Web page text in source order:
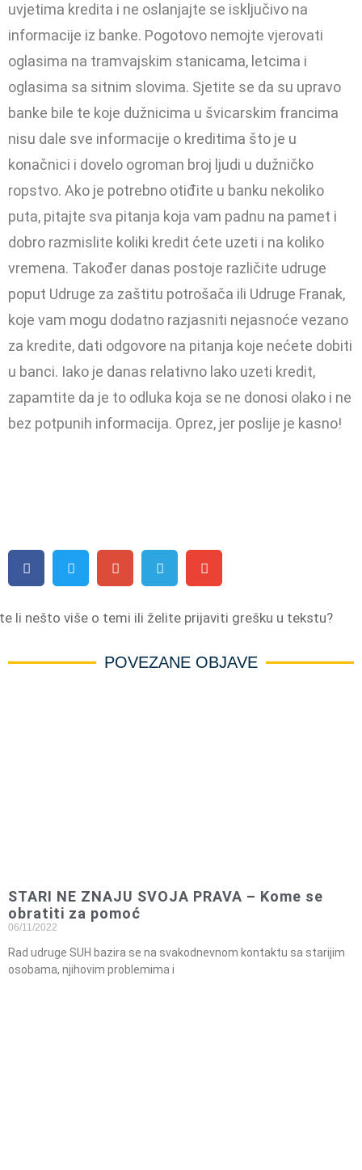
uvjetima kredita i ne oslanjajte se is­ključivo na
informacije iz banke. Pogotovo nemojte vjerovati
oglasi­ma na tramvajskim stanicama, letcima i
oglasima sa sitnim slovima. Sjetite se da su upravo
banke bile te koje dužnicima u švicarskim francima
nisu dale sve informacije o kreditima što je u
konačnici i dovelo ogroman broj ljudi u dužničko
ropstvo. Ako je potrebno oti­đite u banku nekoliko
puta, pitajte sva pitanja koja vam padnu na pamet i
dobro razmislite koliki kredit ćete uzeti i na koliko
vremena. Također danas postoje različite udruge
poput Udruge za zaštitu po­trošača ili Udruge Franak,
koje vam mogu dodatno razjasniti nejasnoće vezano
za kredite, dati odgovore na pitanja koje nećete dobi­ti
u banci. Iako je danas relativno lako uzeti kredit,
zapamtite da je to odluka koja se ne donosi olako i ne
bez potpunih informacija. Oprez, jer poslije je kasno!
li nešto više o temi ili želite prijaviti grešku u tekstu?
POVEZANE OBJAVE
STARI NE ZNAJU SVOJA PRAVA – Kome se
obratiti za pomoć
06/11/2022
Rad udruge SUH bazira se na svakodnevnom kontaktu sa starijim
osobama, njihovim problemima i